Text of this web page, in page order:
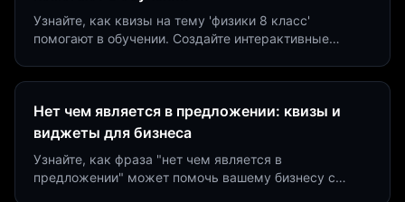
Узнайте, как квизы на тему 'физики 8 класс'
помогают в обучении. Создайте интерактивные
Нет чем является в предложении: квизы и
виджеты для бизнеса
Узнайте, как фраза "нет чем является в
предложении" может помочь вашему бизнесу с